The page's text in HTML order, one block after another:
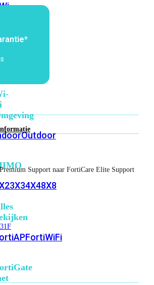
Outdoor
3X34X48X8
FortiWiFi
Support naar FortiCare Elite Support